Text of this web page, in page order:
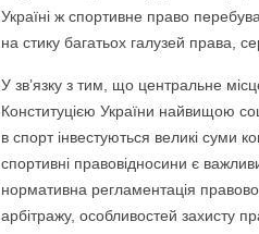
Україні ж спортивне право
на стику багатьох галузей права,
У зв’язку з тим, що центральне
Конституцією України найвищою
в спорт інвестуються великі суми
спортивні правовідносини є
нормативна регламентація
арбітражу, особливостей захисту